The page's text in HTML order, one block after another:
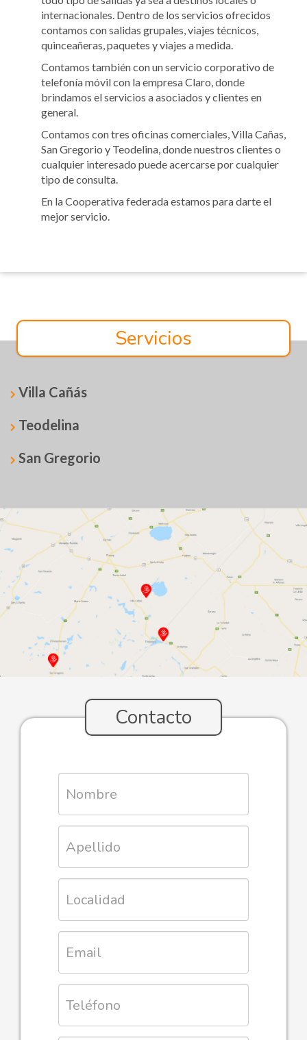
internacionales. Dentro de los servicios ofrecidos
contamos con salidas grupales, viajes técnicos,
quinceañeras, paquetes y viajes a medida.
Contamos también con un servicio corporativo de
telefonía móvil con la empresa Claro, donde
brindamos el servicios a asociados y clientes en
general.
Contamos con tres oficinas comerciales, Villa Cañas,
San Gregorio y Teodelina, donde nuestros clientes o
cualquier interesado puede acercarse por cualquier
tipo de consulta.
En la Cooperativa federada estamos para darte el
mejor servicio.
Servicios
Villa Cañás
Teodelina
San Gregorio
Contacto